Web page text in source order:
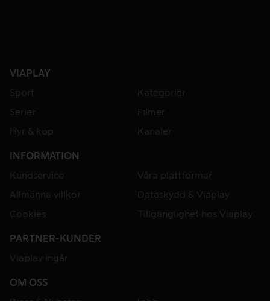
VIAPLAY
Sport
Kategorier
Serier
Filmer
Hyr & köp
Kanaler
INFORMATION
Kundservice
Våra plattformar
Allmänna villkor
Dataskydd & Viaplay
Cookies
Tillgänglighet hos Viaplay
PARTNER-KUNDER
Viaplay ingår
OM OSS